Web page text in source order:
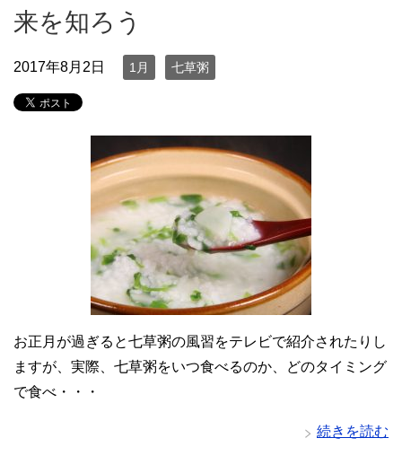
来を知ろう
2017年8月2日 1月 七草粥
お正月が過ぎると七草粥の風習をテレビで紹介されたりし
ますが、実際、七草粥をいつ食べるのか、どのタイミング
で食べ・・・
続きを読む